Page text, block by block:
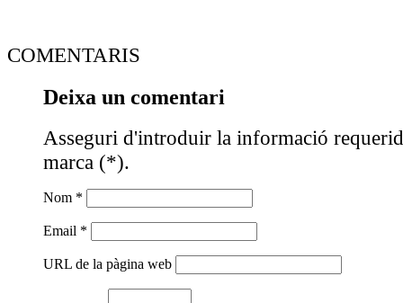
COMENTARIS
Deixa un comentari
Asseguri d'introduir la informació
marca (*).
Nom *
Email *
URL de la pàgina web